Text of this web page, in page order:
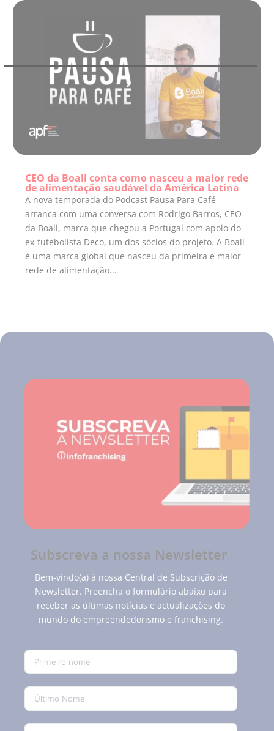
CEO da Boali conta como nasceu a maior rede
de alimentação saudável da América Latina
A nova temporada do Podcast Pausa Para Café
arranca com uma conversa com Rodrigo Barros, CEO
da Boali, marca que chegou a Portugal com apoio do
ex-futebolista Deco, um dos sócios do projeto. A Boali
é uma marca global que nasceu da primeira e maior
rede de alimentação...
Subscreva a nossa Newsletter
Bem-vindo(a) à nossa Central de Subscrição de
Newsletter. Preencha o formulário abaixo para
receber as últimas notícias e actualizações do
mundo do empreendedorismo e franchising.